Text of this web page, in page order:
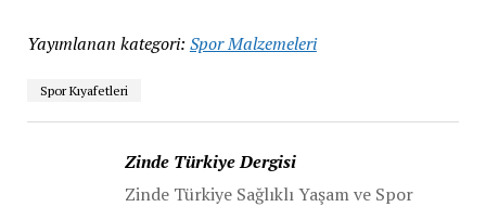
Yayımlanan kategori: Spor Malzemeleri
Spor Kıyafetleri
Zinde Türkiye Dergisi
Zinde Türkiye Sağlıklı Yaşam ve Spor